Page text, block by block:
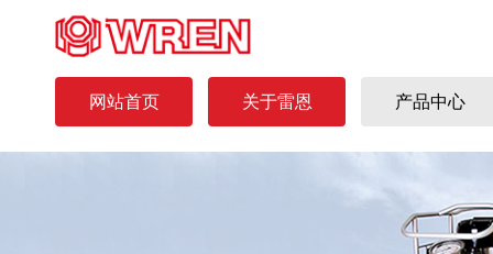
网站首页 关于雷恩 产品中心